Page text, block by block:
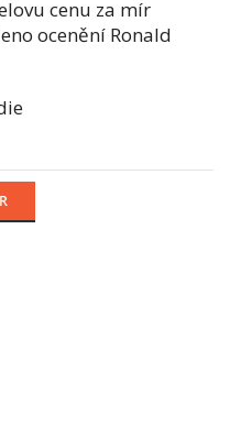
cenu za mír
ocenění Ronald